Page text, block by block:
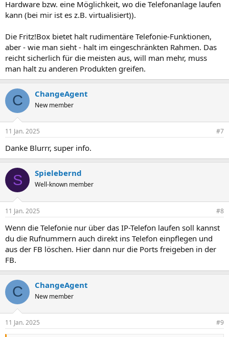
Hardware bzw. eine Möglichkeit, wo die Telefonanlage laufen
kann (bei mir ist es z.B. virtualisiert)).
Die Fritz!Box bietet halt rudimentäre Telefonie-Funktionen,
aber - wie man sieht - halt im eingeschränkten Rahmen. Das
reicht sicherlich für die meisten aus, will man mehr, muss
man halt zu anderen Produkten greifen.
C ChangeAgent
New member
11 Jan. 2025 #7
Danke Blurrr, super info.
S Spielebernd
Well-known member
11 Jan. 2025 #8
Wenn die Telefonie nur über das IP-Telefon laufen soll kannst
du die Rufnummern auch direkt ins Telefon einpflegen und
aus der FB löschen. Hier dann nur die Ports freigeben in der
FB.
C ChangeAgent
New member
11 Jan. 2025 #9